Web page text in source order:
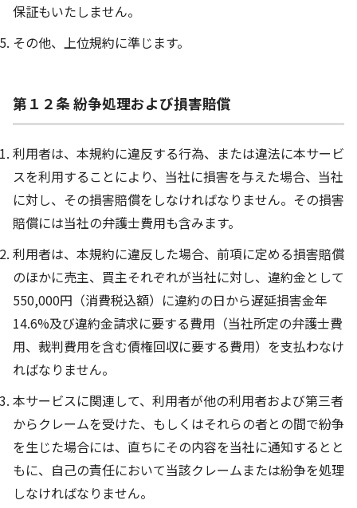
保証もいたしません。
その他、上位規約に準じます。
第１２条 紛争処理および損害賠償
利用者は、本規約に違反する行為、または違法に本サービ
スを利用することにより、当社に損害を与えた場合、当社
に対し、その損害賠償をしなければなりません。その損害
賠償には当社の弁護士費用も含みます。
利用者は、本規約に違反した場合、前項に定める損害賠償
のほかに売主、買主それぞれが当社に対し、違約金として
550,000円（消費税込額）に違約の日から遅延損害金年
14.6%及び違約金請求に要する費用（当社所定の弁護士費
用、裁判費用を含む債権回収に要する費用）を支払わなけ
ればなりません。
本サービスに関連して、利用者が他の利用者および第三者
からクレームを受けた、もしくはそれらの者との間で紛争
を生じた場合には、直ちにその内容を当社に通知するとと
もに、自己の責任において当該クレームまたは紛争を処理
しなければなりません。